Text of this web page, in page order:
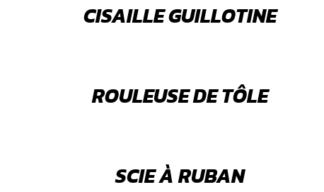
CISAILLE GUILLOTINE
ROULEUSE DE TÔLE
SCIE À RUBAN